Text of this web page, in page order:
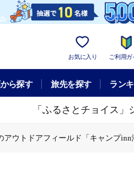
お気に入り ご利用ガ
ら探す 旅先を探す ラン
「ふるさとチョイス
アウトドアフィールド「キャンプinn